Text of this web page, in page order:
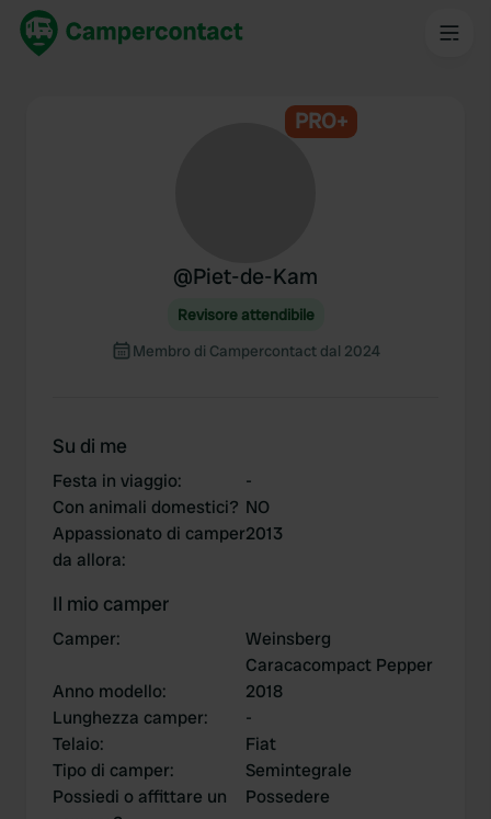
PRO+
@Piet-de-Kam
Revisore attendibile
Membro di Campercontact dal 2024
Su di me
Festa in viaggio:
-
Con animali domestici? NO
Appassionato di camper
da allora:
2013
Il mio camper
Camper:
Weinsberg
Caracacompact Pepper
Anno modello:
2018
Lunghezza camper:
-
Telaio:
Fiat
Tipo di camper:
Semintegrale
Possiedi o affittare un
Possedere